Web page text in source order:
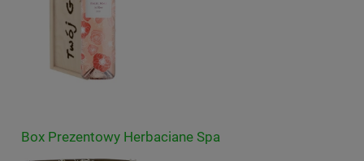
Box Prezentowy Herbaciane Spa